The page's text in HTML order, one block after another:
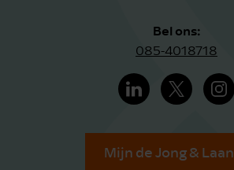
Bel ons:
085-4018718
Mijn de Jong & Laan